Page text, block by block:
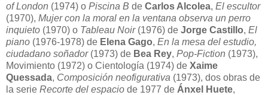
of London (1974) o Piscina B de Carlos Alcolea, El escultor
(1970), Mujer con la moral en la ventana observa un perro
inquieto (1970) o Tableau Noir(1976) de Jorge Castillo, El
piano (1976-1978) de Elena Gago, En la mesa del estudio,
ciudadano soñador(1973) de Bea Rey, Pop-Fiction (1973),
Movimiento (1972) o Cientología (1974) de Xaime
Quessada, Composición neofigurativa (1973), dos obras de
la serie Recorte del espacio de 1977 de Ánxel Huete,